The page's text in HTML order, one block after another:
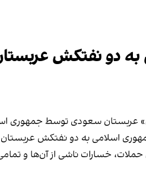
دو نفتکش
سعودی توسط جمهوری
اسلامی به دو نفتکش
حملات، خسارات ناشی از آن‌ها و